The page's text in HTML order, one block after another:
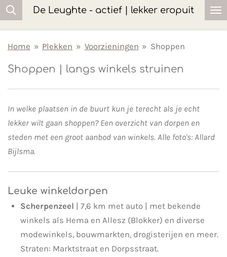
Ga
hoofdinhoud
De Leughte - actief | lekker eropuit
Home » Plekken » Voorzieningen » Shoppen
Shoppen | langs winkels struinen
In welke plaatsen in de buurt kun je terecht als je echt
lekker wilt gaan shoppen? Een overzicht van dorpen en
steden met een groot aanbod van winkels. Alle foto's: Allard
Bijlsma.
Leuke winkeldorpen
Scherpenzeel | 7,6 km met auto | met bekende
winkels als Hema en Allesz (Blokker) en diverse
modewinkels, bouwmarkten, drogisterijen en meer.
Straten: Marktstraat en Dorpsstraat.